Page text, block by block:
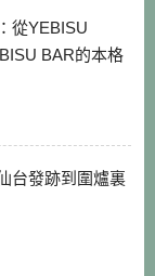
從YEBISU
BAR的本格
台發跡到圍爐裏